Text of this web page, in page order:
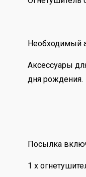
Необходимый
Аксессуары
дня рождения.
Посылка
1 х